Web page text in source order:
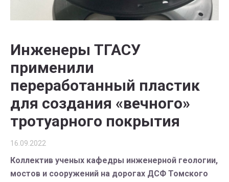
Инженеры ТГАСУ
применили
переработанный пластик
для создания «вечного»
тротуарного покрытия
16.09.2022
Коллектив ученых кафедры инженерной геологии,
мостов и сооружений на дорогах ДСФ Томского